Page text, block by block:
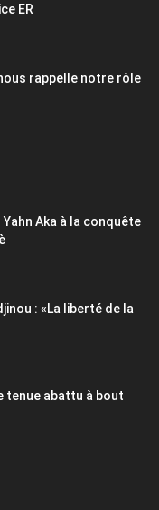
ER
rappelle notre rôle
Aka à la conquête
: «La liberté de la
tenue abattu à bout